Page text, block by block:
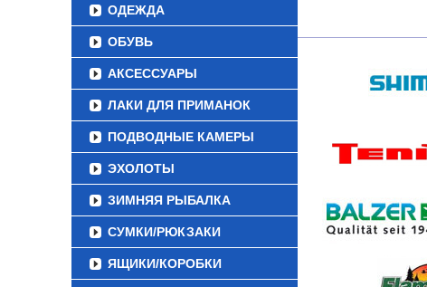
ОДЕЖДА
ОБУВЬ
АКСЕССУАРЫ
ЛАКИ ДЛЯ ПРИМАНОК
ПОДВОДНЫЕ КАМЕРЫ
ЭХОЛОТЫ
ЗИМНЯЯ РЫБАЛКА
СУМКИ/РЮКЗАКИ
ЯЩИКИ/КОРОБКИ